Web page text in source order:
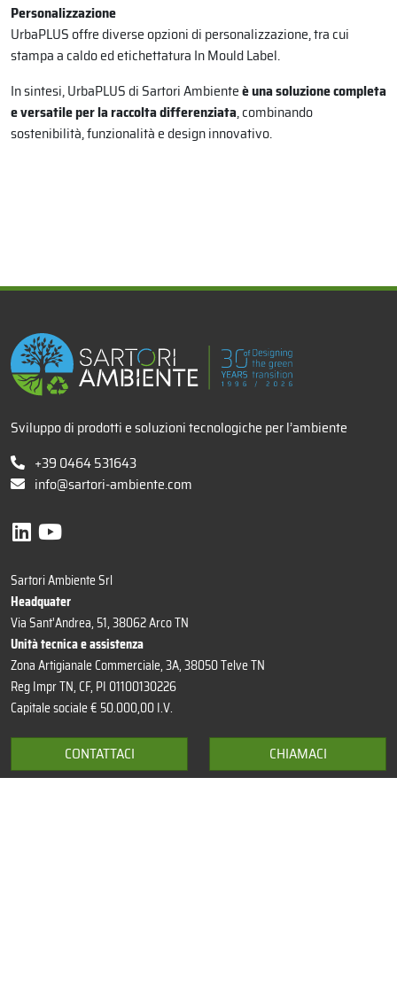
Personalizzazione
UrbaPLUS offre diverse opzioni di personalizzazione, tra cui
stampa a caldo ed etichettatura In Mould Label.
In sintesi, UrbaPLUS di Sartori Ambienteè una soluzione completa
e versatile per la raccolta differenziata, combinando
sostenibilità, funzionalità e design innovativo.​
x
CONTATTACI CHIAMACI
Sviluppo di prodotti e soluzioni tecnologiche per l’ambiente
+39 0464 531643
info@sartori-ambiente.com
Sartori Ambiente Srl
Headquater
Via Sant'Andrea, 51, 38062 Arco TN
Unità tecnica e assistenza
Zona Artigianale Commerciale, 3A, 38050 Telve TN
Reg Impr TN, CF, PI 01100130226
Capitale sociale € 50.000,00 I.V.
Newsletter